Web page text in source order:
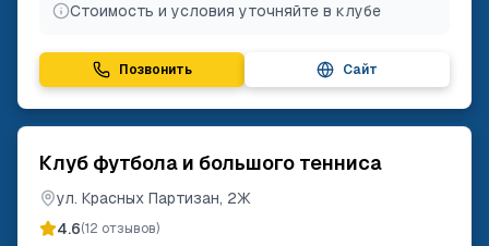
Стоимость и условия уточняйте в клубе
Позвонить Сайт
Клуб футбола и большого тенниса
ул. Красных Партизан, 2Ж
4.6(12 отзывов)